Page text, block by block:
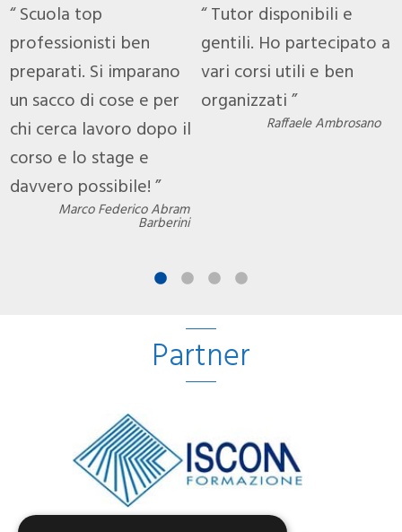
Scuola top
professionisti ben
preparati. Si imparano
un sacco di cose e per
chi cerca lavoro dopo il
corso e lo stage e
davvero possibile!
Marco Federico Abram
Barberini
Tutor disponibili e
gentili. Ho partecipato a
vari corsi utili e ben
organizzati
Raffaele Ambrosano
Partner